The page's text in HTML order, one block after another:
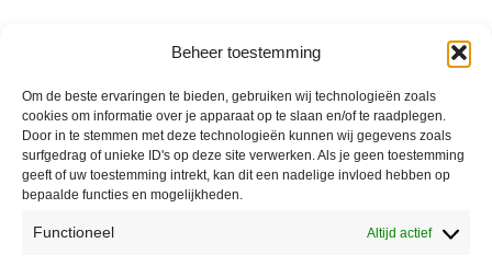
Beheer toestemming
Om de beste ervaringen te bieden, gebruiken wij technologieën zoals
cookies om informatie over je apparaat op te slaan en/of te raadplegen.
Door in te stemmen met deze technologieën kunnen wij gegevens zoals
surfgedrag of unieke ID's op deze site verwerken. Als je geen toestemming
geeft of uw toestemming intrekt, kan dit een nadelige invloed hebben op
bepaalde functies en mogelijkheden.
Functioneel Altijd actief